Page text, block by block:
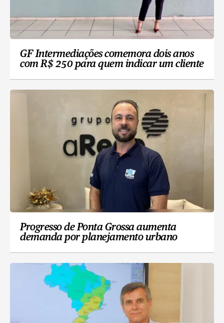
GF Intermediações comemora dois anos
com R$ 250 para quem indicar um cliente
Progresso de Ponta Grossa aumenta
demanda por planejamento urbano